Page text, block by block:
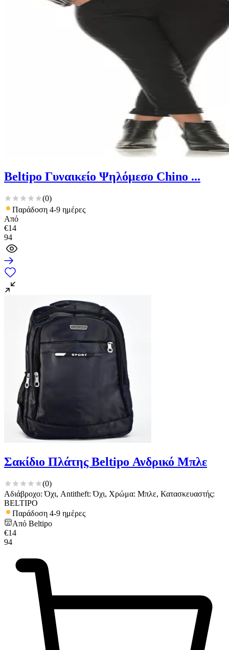
Beltipo Γυναικείο Ψηλόμεσο Chino ...
(0)
Παράδοση 4-9 ημέρες
Από
€14
94
Σακίδιο Πλάτης Beltipo Ανδρικό Μπλε
(0)
Αδιάβροχο: Όχι, Antitheft: Όχι, Χρώμα: Μπλε, Κατασκευαστής:
BELTIPO
Παράδοση 4-9 ημέρες
Από Beltipo
€14
94